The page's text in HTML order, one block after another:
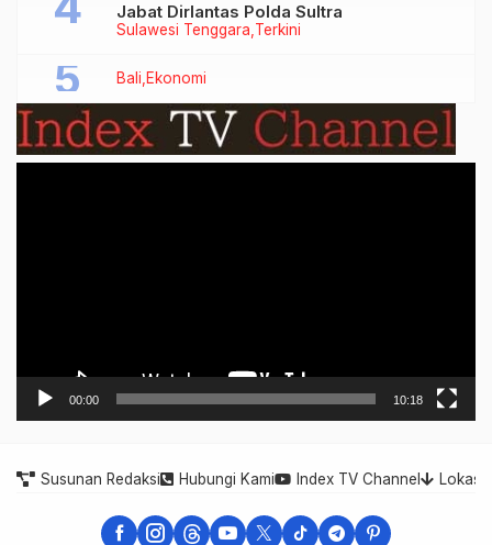
Sulawesi Tenggara Terkini
Jabat Dirlantas Polda Sultra
Bali Ekonomi
00:00 10:18
Susunan Redaksi Hubungi Kami Index TV Channel Lokasi